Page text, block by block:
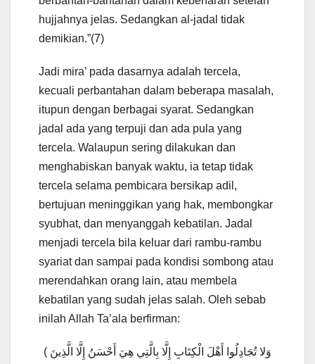
hujjahnya jelas. Sedangkan al-jadal tidak
demikian.”(7)
Jadi mira’ pada dasarnya adalah tercela,
kecuali perbantahan dalam beberapa masalah,
itupun dengan berbagai syarat. Sedangkan
jadal ada yang terpuji dan ada pula yang
tercela. Walaupun sering dilakukan dan
menghabiskan banyak waktu, ia tetap tidak
tercela selama pembicara bersikap adil,
bertujuan meninggikan yang hak, membongkar
syubhat, dan menyanggah kebatilan. Jadal
menjadi tercela bila keluar dari rambu-rambu
syariat dan sampai pada kondisi sombong atau
merendahkan orang lain, atau membela
kebatilan yang sudah jelas salah. Oleh sebab
inilah Allah Ta’ala berfirman:
( وَلا تُجَادِلُوا أَهْلَ الْكِتَابِ إِلَّا بِالَّتِي هِيَ أَحْسَنُ إِلَّا الَّذِينَ